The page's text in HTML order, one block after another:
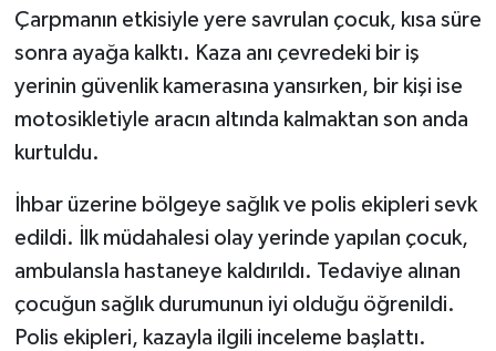
Çarpmanın etkisiyle yere savrulan çocuk, kısa süre
sonra ayağa kalktı. Kaza anı çevredeki bir iş
yerinin güvenlik kamerasına yansırken, bir kişi ise
motosikletiyle aracın altında kalmaktan son anda
kurtuldu.
İhbar üzerine bölgeye sağlık ve polis ekipleri sevk
edildi. İlk müdahalesi olay yerinde yapılan çocuk,
ambulansla hastaneye kaldırıldı. Tedaviye alınan
çocuğun sağlık durumunun iyi olduğu öğrenildi.
Polis ekipleri, kazayla ilgili inceleme başlattı.